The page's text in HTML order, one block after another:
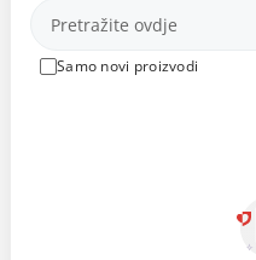
Proizvodi
Samo novi proizvodi